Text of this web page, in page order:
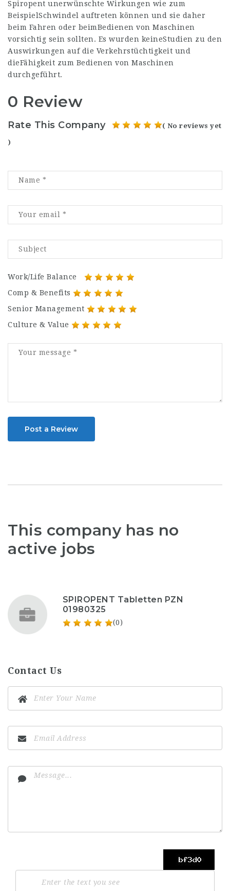
Spiropent unerwünschte Wirkungen wie zum
BeispielSchwindel auftreten können und sie daher
beim Fahren oder beimBedienen von Maschinen
vorsichtig sein sollten. Es wurden keineStudien zu den
Auswirkungen auf die Verkehrstüchtigkeit und
dieFähigkeit zum Bedienen von Maschinen
durchgeführt.
0 Review
Rate This Company ( No reviews yet
)
Work/Life Balance
Comp & Benefits
Senior Management
Culture & Value
Post a Review
This company has no
active jobs
SPIROPENT Tabletten PZN
01980325
(0)
Contact Us